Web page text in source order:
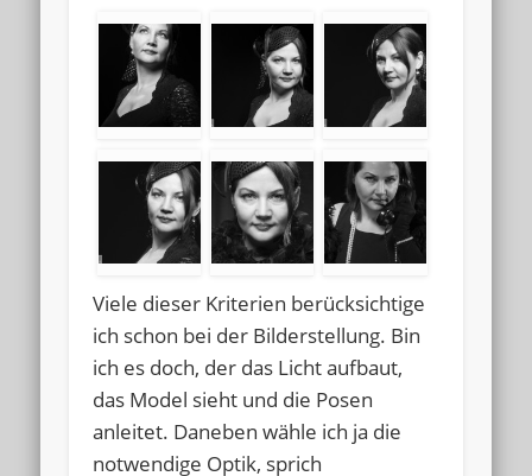
Viele dieser Kriterien berücksichtige
ich schon bei der Bilderstellung. Bin
ich es doch, der das Licht aufbaut,
das Model sieht und die Posen
anleitet. Daneben wähle ich ja die
notwendige Optik, sprich